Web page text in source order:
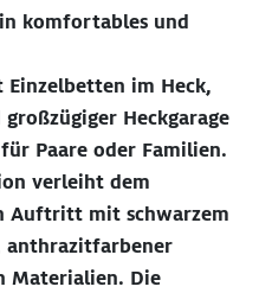
komfortables und
im Heck,
Heckgarage
Paare oder Familien.
verleiht dem
Auftritt mit schwarzem
anthrazitfarbener
Materialien. Die